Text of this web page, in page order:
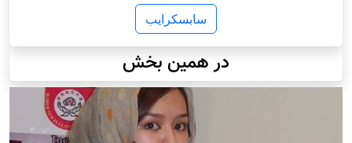
سابسکرایب
در همین بخش